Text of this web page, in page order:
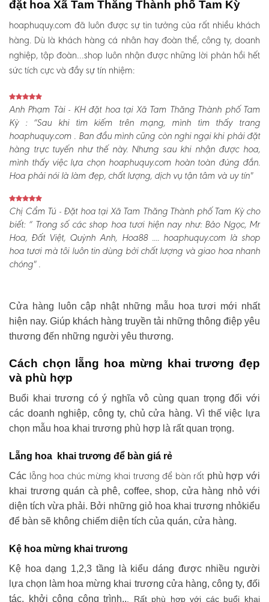
đặt hoa Xã Tam Thăng Thành phố Tam Kỳ
hoaphuquy.com đã luôn được sự tin tưởng của rất nhiều khách
hàng. Dù là khách hàng cá nhân hay đoàn thể, công ty, doanh
nghiệp, tập đoàn…shop luôn nhận được những lời phản hồi hết
sức tích cực và đầy sự tín nhiệm:
Anh Phạm Tài - KH đặt hoa tại Xã Tam Thăng Thành phố Tam
Kỳ :“Sau khi tìm kiếm trên mạng, mình tìm thấy trang
hoaphuquy.com . Ban đầu mình cũng còn nghi ngại khi phải đặt
hàng trực tuyến như thế này. Nhưng sau khi nhận được hoa,
mình thấy việc lựa chọn hoaphuquy.com hoàn toàn đúng đắn.
Hoa phải nói là làm đẹp, chất lượng, dịch vụ tận tâm và uy tín"
Chị Cẩm Tú - Đặt hoa tại Xã Tam Thăng Thành phố Tam Kỳ cho
biết:“ Trong số các shop hoa tươi hiện nay như: Bảo Ngọc, Mr
Hoa, Đất Việt, Quỳnh Anh, Hoa88 .... hoaphuquy.com là shop
hoa tươi mà tôi luôn tin dùng bởi chất lượng và giao hoa nhanh
chóng" .
Cửa hàng luôn cập nhật những mẫu hoa tươi mới nhất
hiện nay. Giúp khách hàng truyền tải những thông điệp yêu
thương đến những người yêu thương.
Cách chọn lẵng hoa mừng khai trương đẹp
và phù hợp
Buổi khai trương có ý nghĩa vô cùng quan trọng đối với
các doanh nghiệp, công ty, chủ cửa hàng. Vì thế việc lựa
chọn mẫu hoa khai trương phù hợp là rất quan trọng.
Lẵng hoa khai trương để bàn giá rẻ
Các lẵng hoa chúc mừng khai trương để bàn rất phù hợp với
khai trương quán cà phê, coffee, shop, cửa hàng nhỏ với
diện tích vừa phải. Bởi những giỏ hoa khai trương nhỏkiểu
để bàn sẽ không chiếm diện tích của quán, cửa hàng.
Kệ hoa mừng khai trương
Kệ hoa dạng 1,2,3 tầng là kiểu dáng được nhiều người
lựa chọn làm hoa mừng khai trương cửa hàng, công ty, đối
tác, khởi công công trình.. . Rất phù hợp với các buổi khai